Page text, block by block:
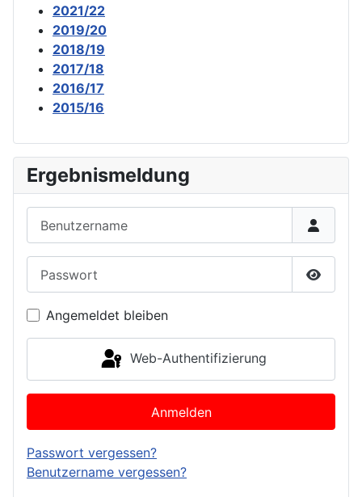
2021/22
2019/20
2018/19
2017/18
2016/17
2015/16
Ergebnismeldung
Angemeldet bleiben
Web-Authentifizierung
Anmelden
Passwort vergessen?
Benutzername vergessen?